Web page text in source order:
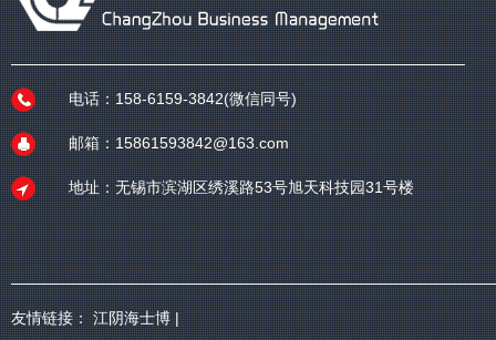
电话：158-6159-3842(微信同号)
邮箱：15861593842@163.com
地址：无锡市滨湖区绣溪路53号旭天科技园31号楼
友情链接：江阴海士博|